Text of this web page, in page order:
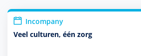
Incompany
Veel culturen, één zorg